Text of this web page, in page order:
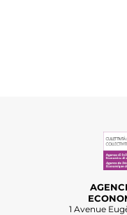
1 Avenue